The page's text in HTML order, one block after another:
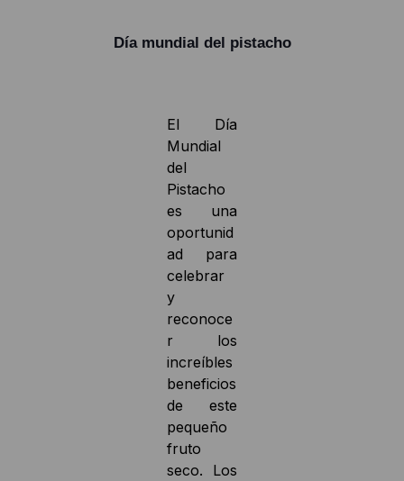
Día mundial del pistacho
El Día
Mundial
del
Pistacho
es una
oportunid
ad para
celebrar
y
reconoce
r los
increíbles
beneficios
de este
pequeño
fruto
seco. Los